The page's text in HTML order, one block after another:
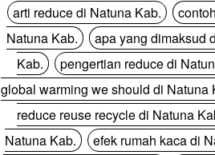
arti reduce di Natuna Kab.
Natuna Kab.
apa yang dimaksud
Kab.
pengertian reduce di
global warming we should di Natuna
reduce reuse recycle di Natuna
Natuna Kab.
efek rumah kaca di